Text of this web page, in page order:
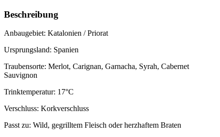
Beschreibung
Anbaugebiet: Katalonien / Priorat
Ursprungsland: Spanien
Traubensorte: Merlot, Carignan, Garnacha, Syrah, Cabernet
Sauvignon
Trinktemperatur: 17°C
Verschluss: Korkverschluss
Passt zu: Wild, gegrilltem Fleisch oder herzhaftem Braten